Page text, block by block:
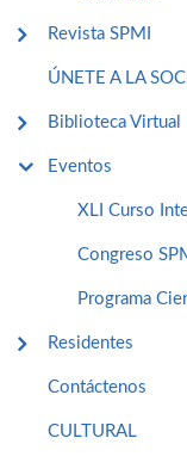
Revista SPMI
ÚNETE A LA
Biblioteca Virtual
Eventos
XLI Curso
Congreso
Programa
Residentes
Contáctenos
CULTURAL